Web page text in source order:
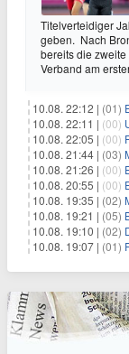
Titelverteidiger
geben. Nach
bereits die
Verband am
10.08. 22:12 | (01)
10.08. 22:11 | (00)
10.08. 22:05 | (00)
10.08. 21:44 | (03)
10.08. 21:26 | (00)
10.08. 20:55 | (00)
10.08. 19:35 | (02)
10.08. 19:21 | (05)
10.08. 19:10 | (02)
10.08. 19:07 | (01)